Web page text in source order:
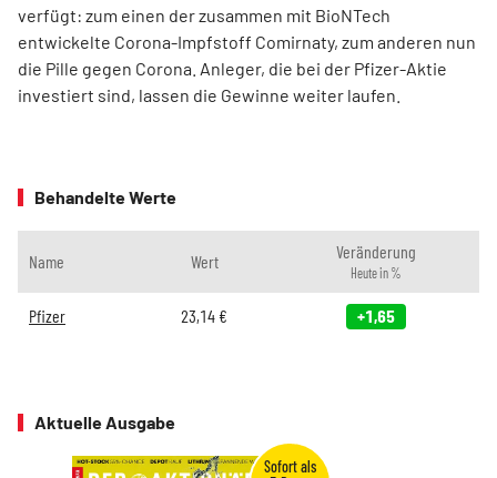
verfügt: zum einen der zusammen mit BioNTech
entwickelte Corona-Impfstoff Comirnaty, zum anderen nun
die Pille gegen Corona. Anleger, die bei der Pfizer-Aktie
investiert sind, lassen die Gewinne weiter laufen.
Behandelte Werte
Name Wert Veränderung
Heute in %
Pfizer 23,14 € +1,65
Aktuelle Ausgabe